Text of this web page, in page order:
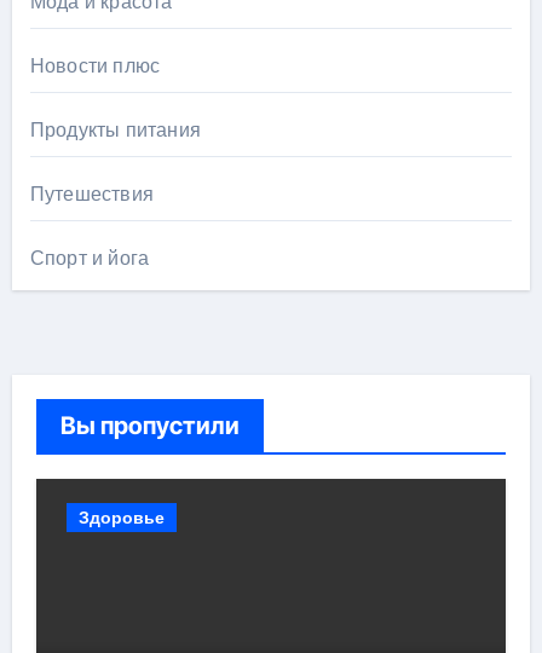
Новости плюс
Продукты питания
Путешествия
Спорт и йога
Вы пропустили
Здоровье